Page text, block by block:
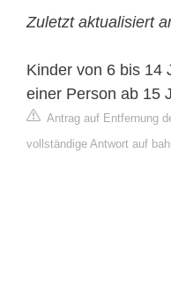
Zuletzt aktualisiert
Kinder von 6 bis 14
einer Person ab 15
Antrag auf Entfernung
vollständige Antwort auf